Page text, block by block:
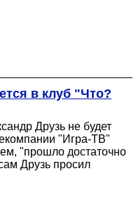
в клуб "Что?
Друзь не будет
"Игра-ТВ"
"прошло достаточно
Друзь просил